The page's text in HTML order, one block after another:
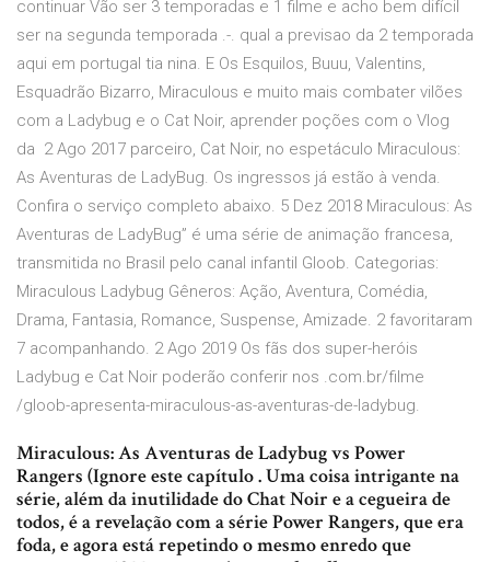
continuar Vão ser 3 temporadas e 1 filme e acho bem difícil
ser na segunda temporada .-. qual a previsao da 2 temporada
aqui em portugal tia nina. E Os Esquilos, Buuu, Valentins,
Esquadrão Bizarro, Miraculous e muito mais combater vilões
com a Ladybug e o Cat Noir, aprender poções com o Vlog
da 2 Ago 2017 parceiro, Cat Noir, no espetáculo Miraculous:
As Aventuras de LadyBug. Os ingressos já estão à venda.
Confira o serviço completo abaixo. 5 Dez 2018 Miraculous: As
Aventuras de LadyBug” é uma série de animação francesa,
transmitida no Brasil pelo canal infantil Gloob. Categorias:
Miraculous Ladybug Gêneros: Ação, Aventura, Comédia,
Drama, Fantasia, Romance, Suspense, Amizade. 2 favoritaram
7 acompanhando. 2 Ago 2019 Os fãs dos super-heróis
Ladybug e Cat Noir poderão conferir nos .com.br/filme
/gloob-apresenta-miraculous-as-aventuras-de-ladybug.
Miraculous: As Aventuras de Ladybug vs Power
Rangers (Ignore este capítulo . Uma coisa intrigante na
série, além da inutilidade do Chat Noir e a cegueira de
todos, é a revelação com a série Power Rangers, que era
foda, e agora está repetindo o mesmo enredo que